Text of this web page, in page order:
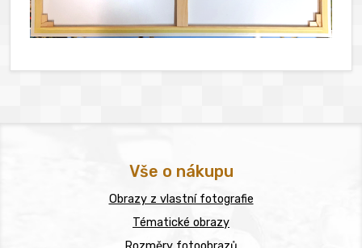
Vše o nákupu
Obrazy z vlastní fotografie
Tématické obrazy